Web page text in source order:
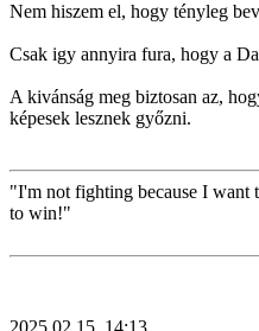
Nem hiszem el, hogy tényleg
Csak igy annyira fura, hogy a
A kivánság meg biztosan az,
képesek lesznek győzni.
"I'm not fighting because I want
to win!"